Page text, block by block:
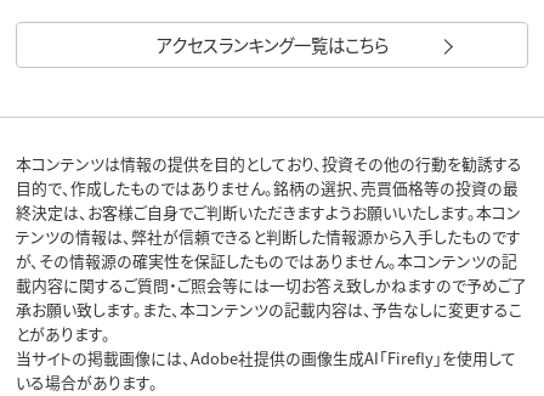
アクセスランキング一覧はこちら
本コンテンツは情報の提供を目的としており、投資その他の行動を勧誘する
目的で、作成したものではありません。銘柄の選択、売買価格等の投資の最
終決定は、お客様ご自身でご判断いただきますようお願いいたします。本コン
テンツの情報は、弊社が信頼できると判断した情報源から入手したものです
が、その情報源の確実性を保証したものではありません。本コンテンツの記
載内容に関するご質問・ご照会等には一切お答え致しかねますので予めご了
承お願い致します。また、本コンテンツの記載内容は、予告なしに変更するこ
とがあります。
当サイトの掲載画像には、Adobe社提供の画像生成AI「Firefly」を使用して
いる場合があります。